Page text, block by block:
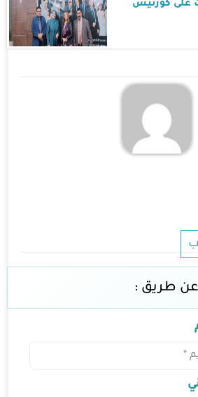
على كورنيش
طريق :